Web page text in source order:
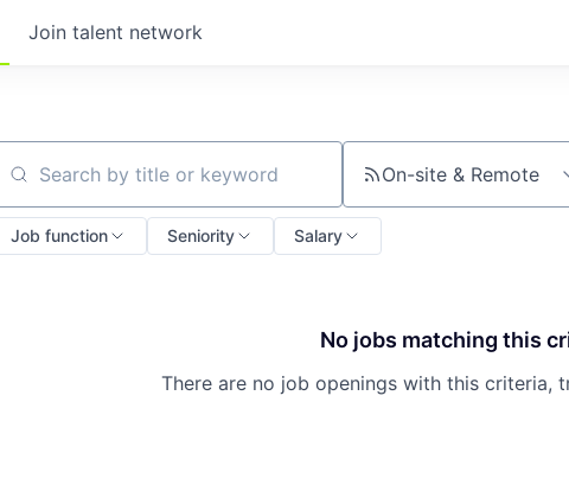
Join talent network
Search by title or keyword On-site & Remote
Job function Seniority Salary
No jobs matching this
There are no job openings with this criteria,